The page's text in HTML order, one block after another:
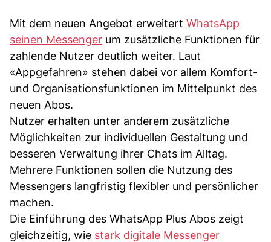
Mit dem neuen Angebot erweitert WhatsApp
seinen Messenger um zusätzliche Funktionen für
zahlende Nutzer deutlich weiter. Laut
«Appgefahren» stehen dabei vor allem Komfort-
und Organisationsfunktionen im Mittelpunkt des
neuen Abos.
Nutzer erhalten unter anderem zusätzliche
Möglichkeiten zur individuellen Gestaltung und
besseren Verwaltung ihrer Chats im Alltag.
Mehrere Funktionen sollen die Nutzung des
Messengers langfristig flexibler und persönlicher
machen.
Die Einführung des WhatsApp Plus Abos zeigt
gleichzeitig, wie stark digitale Messenger